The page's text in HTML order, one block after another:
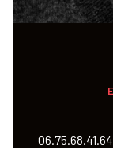
06.75.68.41.64